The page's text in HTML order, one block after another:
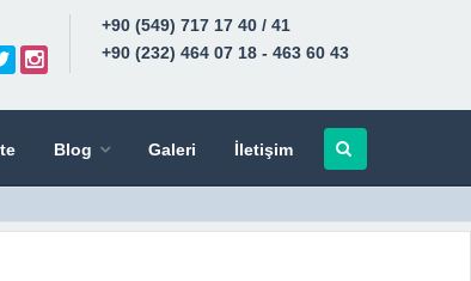
+90 (549) 717 17 40 / 41
+90 (232) 464 07 18 - 463 60 43
Blog Galeri İletişim